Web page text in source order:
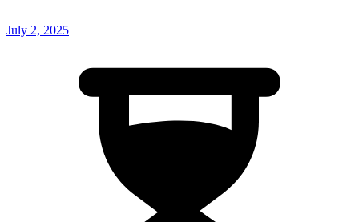
July 2, 2025